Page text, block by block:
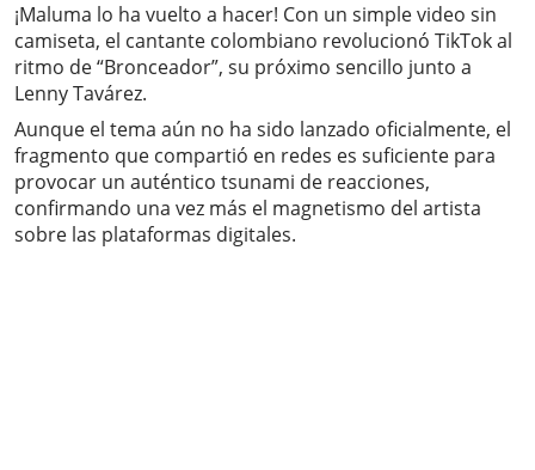
¡Maluma lo ha vuelto a hacer! Con un simple video sin
camiseta, el cantante colombiano revolucionó TikTok al
ritmo de “Bronceador”, su próximo sencillo junto a
Lenny Tavárez.
Aunque el tema aún no ha sido lanzado oficialmente, el
fragmento que compartió en redes es suficiente para
provocar un auténtico tsunami de reacciones,
confirmando una vez más el magnetismo del artista
sobre las plataformas digitales.